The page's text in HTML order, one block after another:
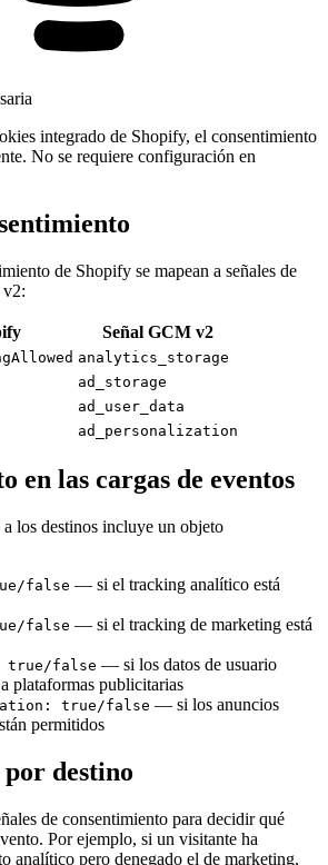
integrado de Shopify, el consentimiento
No se requiere configuración en
de Shopify se mapean a señales de
Señal GCM v2
analytics_storage
ad_storage
ad_user_data
ad_personalization
en las cargas de eventos
los destinos incluye un objeto
false — si el tracking analítico está
false — si el tracking de marketing está
true/false — si los datos de usuario
plataformas publicitarias
true/false — si los anuncios
permitidos
destino
de consentimiento para decidir qué
Por ejemplo, si un visitante ha
analítico pero denegado el de marketing,